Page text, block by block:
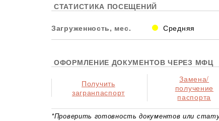
СТАТИСТИКА ПОСЕЩЕНИЙ
Загруженность, мес. Средняя
ОФОРМЛЕНИЕ ДОКУМЕНТОВ ЧЕРЕЗ МФЦ
Получить
загранпаспорт
Замена/
получение
паспорта
*Проверить готовность документов или